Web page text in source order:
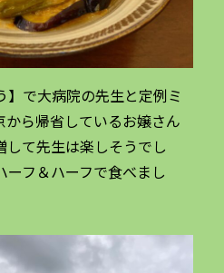
】で大病院の先生と定例ミ
ら帰省しているお嬢さん
て先生は楽しそうでし
フ＆ハーフで食べまし